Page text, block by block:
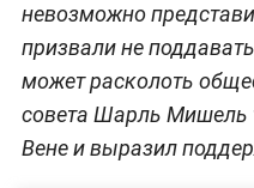
невозможно
призвали не
может расколоть
совета Шарль Мишель
Вене и выразил